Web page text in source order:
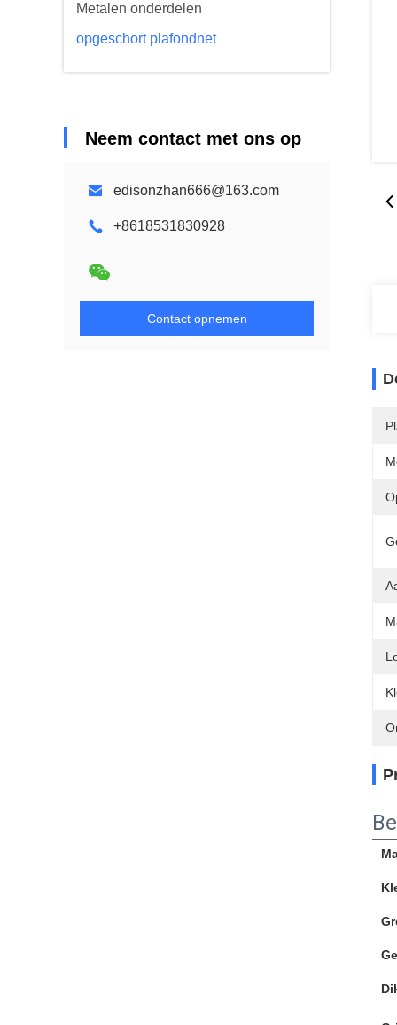
Metalen onderdelen
opgeschort plafondnet
Neem contact met ons op
edisonzhan666@163.com
+8618531830928
Contact opnemen